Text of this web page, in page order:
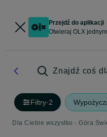
Przejdź do aplikacji
Otwieraj OLX
Znajdź coś
Filtry·2